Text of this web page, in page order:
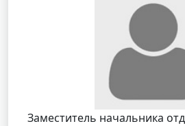
Заместитель начальника